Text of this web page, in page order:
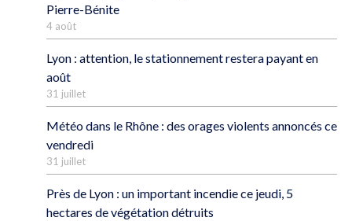
Pierre-Bénite
4 août
Lyon : attention, le stationnement restera payant en
août
31 juillet
Météo dans le Rhône : des orages violents annoncés ce
vendredi
31 juillet
Près de Lyon : un important incendie ce jeudi, 5
hectares de végétation détruits